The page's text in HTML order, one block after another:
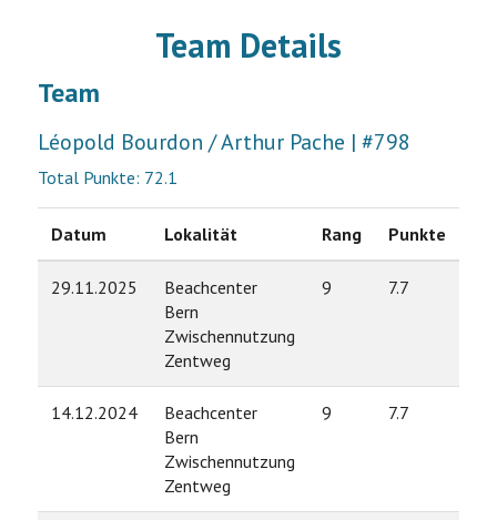
Team Details
Team
Léopold Bourdon / Arthur Pache | #798
Total Punkte: 72.1
Datum Lokalität Rang Punkte
29.11.2025
Beachcenter
Bern
Zwischennutzung
Zentweg
9 7.7
14.12.2024
Beachcenter
Bern
Zwischennutzung
Zentweg
9 7.7